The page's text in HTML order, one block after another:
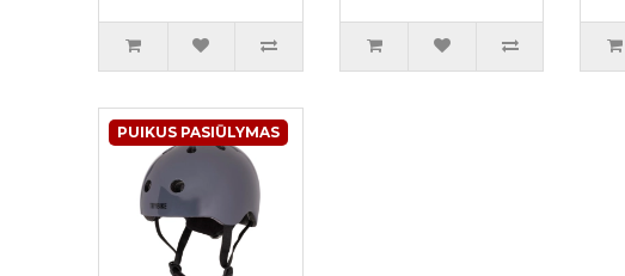
PUIKUS PASIŪLYMAS